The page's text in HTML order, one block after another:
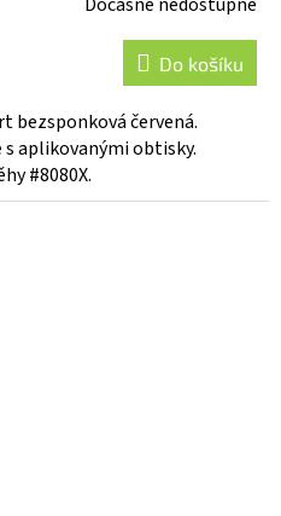
Do košíku
bezsponková červená.
aplikovanými obtisky.
#8080X.